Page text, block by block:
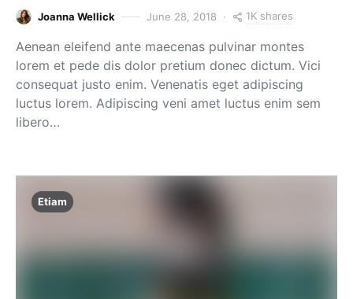
Joanna Wellick June 28, 2018 1K shares
Aenean eleifend ante maecenas pulvinar montes
lorem et pede dis dolor pretium donec dictum. Vici
consequat justo enim. Venenatis eget adipiscing
luctus lorem. Adipiscing veni amet luctus enim sem
libero…
Etiam